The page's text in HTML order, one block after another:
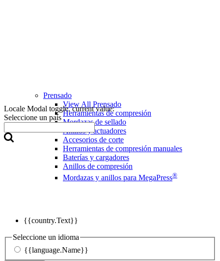
Locale Modal toggle, current value:
Seleccione un país
{{country.Text}}
Seleccione un idioma
{{language.Name}}
Prensado
View All Prensado
Herramientas de compresión
Mordazas de sellado
Anillos y actuadores
Accesorios de corte
Herramientas de compresión manuales
Baterías y cargadores
Anillos de compresión
Mordazas y anillos para MegaPress®